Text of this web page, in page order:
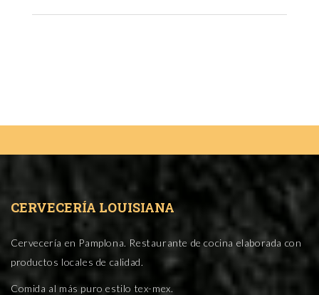
CERVECERÍA LOUISIANA
Cervecería en Pamplona. Restaurante de cocina elaborada con
productos locales de calidad.
Comida al más puro estilo tex-mex.